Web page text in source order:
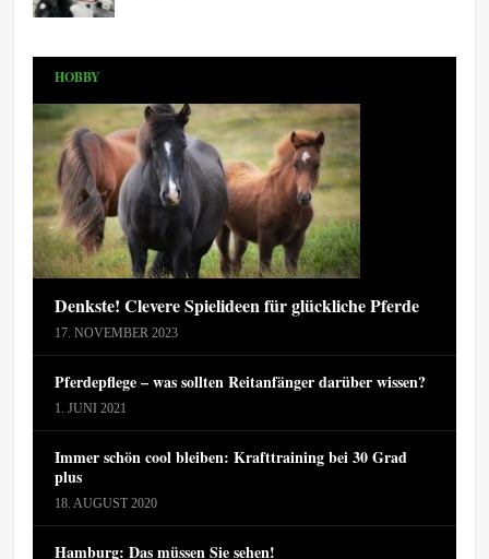
HOBBY
Denkste! Clevere Spielideen für glückliche Pferde
17. NOVEMBER 2023
Pferdepflege – was sollten Reitanfänger darüber wissen?
1. JUNI 2021
Immer schön cool bleiben: Krafttraining bei 30 Grad
plus
18. AUGUST 2020
Hamburg: Das müssen Sie sehen!